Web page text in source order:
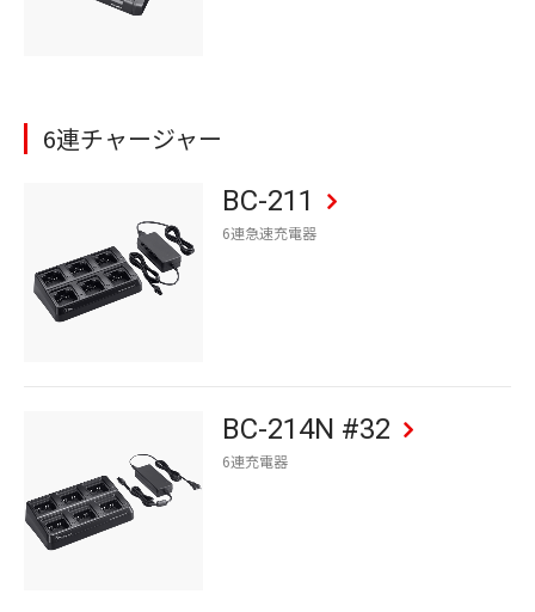
6連チャージャー
BC-211
6連急速充電器
BC-214N #32
6連充電器